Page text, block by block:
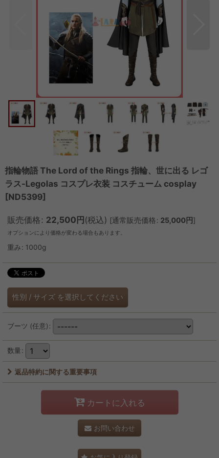
指輪物語 The Lord of the Rings 指輪、世に出る レゴ
ラス-Legolas コスプレ衣装 コスチューム cosplay
[ND5399]
販売価格: 22,500 円 (税込) [通常販売価格: 25,000 円]
オプションにより価格が変わる場合もあります。
重み: 1000g
性別 / サイズ を選択してください
ブーツ (任意):
数量:
返品特約に関する重要事項
カートに入れる
お問い合わせ